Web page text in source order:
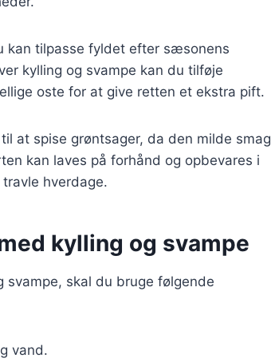
kan tilpasse fyldet efter sæsonens
kylling og svampe kan du tilføje
oste for at give retten et ekstra pift.
at spise grøntsager, da den milde smag
kan laves på forhånd og opbevares i
hverdage.
kylling og svampe
skal du bruge følgende
vand.